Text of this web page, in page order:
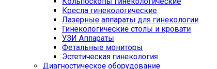
Кресла гинекологические
Лазерные аппараты для гинекологии
Гинекологические столы и кровати
УЗИ Аппараты
Фетальные мониторы
Эстетическая гинекология
Диагностическое оборудование